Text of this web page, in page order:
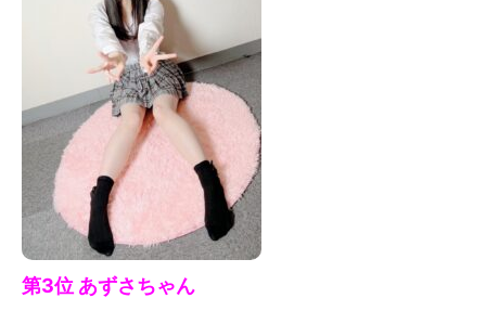
第3位 あずさちゃん